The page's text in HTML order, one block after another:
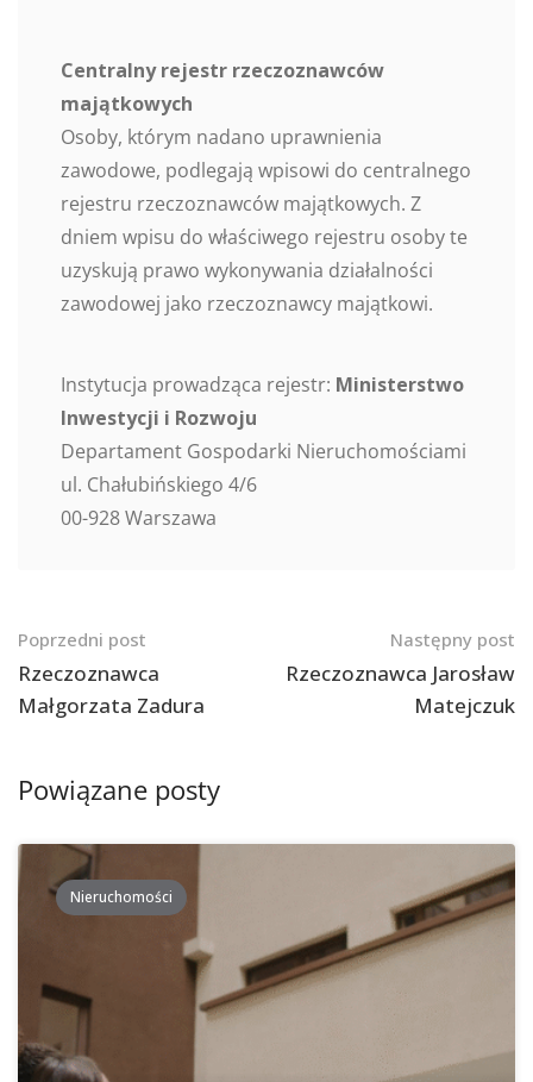
Centralny rejestr rzeczoznawców
majątkowych
Osoby, którym nadano uprawnienia
zawodowe, podlegają wpisowi do centralnego
rejestru rzeczoznawców majątkowych. Z
dniem wpisu do właściwego rejestru osoby te
uzyskują prawo wykonywania działalności
zawodowej jako rzeczoznawcy majątkowi.
Instytucja prowadząca rejestr: Ministerstwo
Inwestycji i Rozwoju
Departament Gospodarki Nieruchomościami
ul. Chałubińskiego 4/6
00-928 Warszawa
Nawigacja
po
postach
Poprzedni post
Rzeczoznawca
Małgorzata Zadura
Następny post
Rzeczoznawca Jarosław
Matejczuk
Powiązane posty
Nieruchomości